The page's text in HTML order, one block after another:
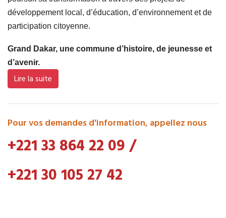
développement local, d’éducation, d’environnement et de
participation citoyenne.
Grand Dakar, une commune d’histoire, de jeunesse et
d’avenir.
Lire la suite
Pour vos demandes d'information, appellez nous
+221 33 864 22 09/
+221 30 105 27 42